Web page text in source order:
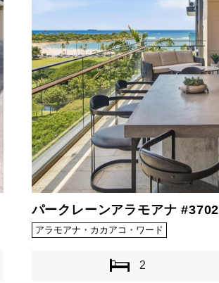
パークレーンアラモアナ #3702
アラモアナ・カカアコ・ワード
2